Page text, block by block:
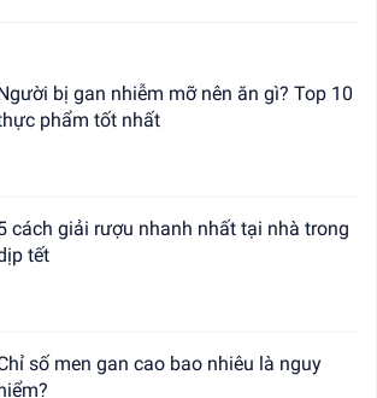
bị gan nhiễm mỡ nên ăn gì? Top 10
phẩm tốt nhất
cách giải rượu nhanh nhất tại nhà trong
tết
số men gan cao bao nhiêu là nguy